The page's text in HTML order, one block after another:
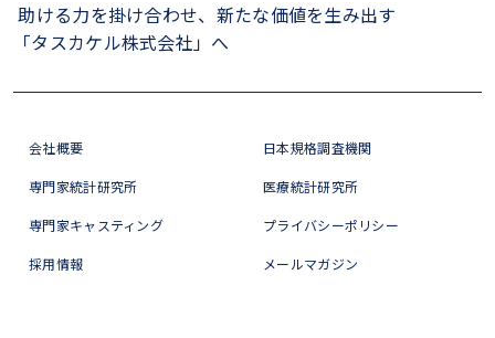
助ける力を掛け合わせ、新たな価値を生み出す
「タスカケル株式会社」へ
会社概要 日本規格調査機関
専門家統計研究所 医療統計研究所
専門家キャスティング プライバシーポリシー
採用情報 メールマガジン